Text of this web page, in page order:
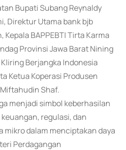
Bupati Subang Reynaldy
Direktur Utama bank bjb
BAPPEBTI Tirta Karma
Provinsi Jawa Barat Nining
Berjangka Indonesia
Ketua Koperasi Produsen
Shaf.
menjadi simbol keberhasilan
regulasi, dan
mikro dalam menciptakan daya
Perdagangan